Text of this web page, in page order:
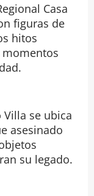
Casa
figuras de
hitos
momentos
Villa se ubica
asesinado
su legado.